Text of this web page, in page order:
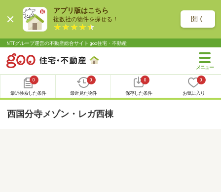
アプリ版はこちら
複数社の物件を探せる！ 開く
NTTグループ運営の不動産総合サイト goo住宅・不動産
0
最近検索した条件
0
最近見た物件
0
保存した条件
0
お気に入り
西国分寺メゾン・レガ西棟